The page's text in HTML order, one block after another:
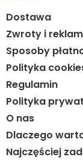
Dostawa
Zwroty i
Sposoby
Polityka
Regulamin
Polityka
O nas
Dlaczego
Najczęściej